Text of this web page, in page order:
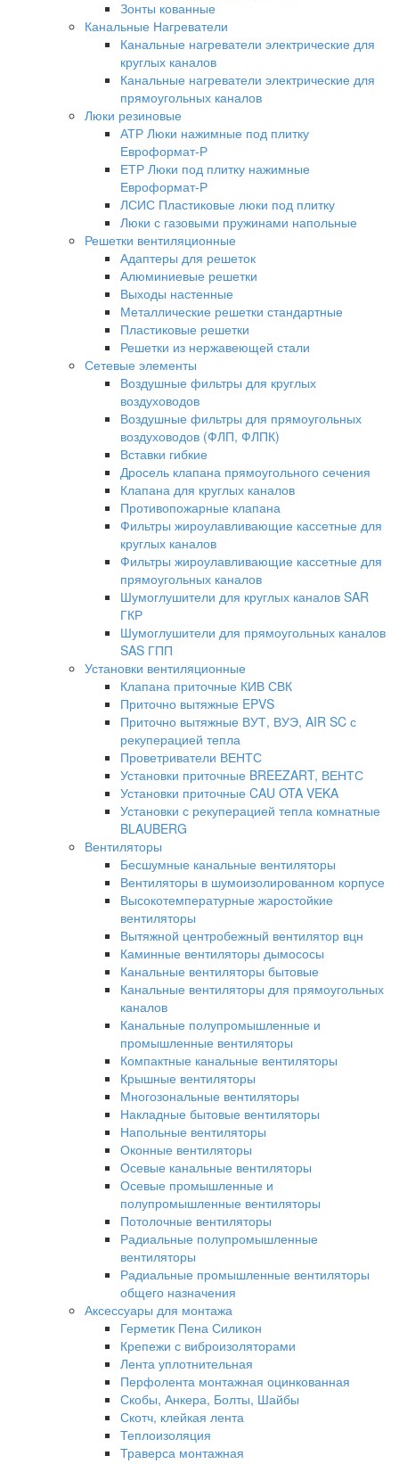
Зонты кованные
Канальные Нагреватели
Канальные нагреватели электрические для
круглых каналов
Канальные нагреватели электрические для
прямоугольных каналов
Люки резиновые
АТР Люки нажимные под плитку
Евроформат-Р
ЕТР Люки под плитку нажимные
Евроформат-Р
ЛСИС Пластиковые люки под плитку
Люки с газовыми пружинами напольные
Решетки вентиляционные
Адаптеры для решеток
Алюминиевые решетки
Выходы настенные
Металлические решетки стандартные
Пластиковые решетки
Решетки из нержавеющей стали
Сетевые элементы
Воздушные фильтры для круглых
воздуховодов
Воздушные фильтры для прямоугольных
воздуховодов (ФЛП, ФЛПК)
Вставки гибкие
Дросель клапана прямоугольного сечения
Клапана для круглых каналов
Противопожарные клапана
Фильтры жироулавливающие кассетные для
круглых каналов
Фильтры жироулавливающие кассетные для
прямоугольных каналов
Шумоглушители для круглых каналов SAR
ГКР
Шумоглушители для прямоугольных каналов
SAS ГПП
Установки вентиляционные
Клапана приточные КИВ СВК
Приточно вытяжные EPVS
Приточно вытяжные ВУТ, ВУЭ, AIR SC с
рекуперацией тепла
Проветриватели ВЕНТС
Установки приточные BREEZART, ВЕНТС
Установки приточные CAU OTA VEKA
Установки с рекуперацией тепла комнатные
BLAUBERG
Вентиляторы
Бесшумные канальные вентиляторы
Вентиляторы в шумоизолированном корпусе
Высокотемпературные жаростойкие
вентиляторы
Вытяжной центробежный вентилятор вцн
Каминные вентиляторы дымососы
Канальные вентиляторы бытовые
Канальные вентиляторы для прямоугольных
каналов
Канальные полупромышленные и
промышленные вентиляторы
Компактные канальные вентиляторы
Крышные вентиляторы
Многозональные вентиляторы
Накладные бытовые вентиляторы
Напольные вентиляторы
Оконные вентиляторы
Осевые канальные вентиляторы
Осевые промышленные и
полупромышленные вентиляторы
Потолочные вентиляторы
Радиальные полупромышленные
вентиляторы
Радиальные промышленные вентиляторы
общего назначения
Аксессуары для монтажа
Герметик Пена Силикон
Крепежи с виброизоляторами
Лента уплотнительная
Перфолента монтажная оцинкованная
Скобы, Анкера, Болты, Шайбы
Скотч, клейкая лента
Теплоизоляция
Траверса монтажная